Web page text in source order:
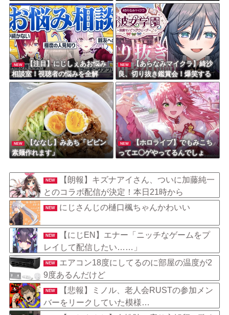
鈴ねねが作る最強の「だんち
ょ」にファンが釘付け！
合でポカジャン大会開催！？
「」
NEW
【注目】にじしぇあお悩み
相談室！視聴者の悩みを全解
決？アンジュ・サロメ・りりむ
の化学反応が凄すぎる！アンジ
ュ・カトリーナ 壱百満天原サロ
メ 魔界ノりりむ
NEW
【あらなみマイクラ】綺沙
良、切り抜き鑑賞会！爆笑する
綺沙良を見て爆笑する綺沙良
NEW
【ななし】みあち「ビビン
素麺作れます」
NEW
【ホロライブ】でもみこち
ってエ〇ゲやってるんでしょ
コはやってそう、みこちは・・
忙しくて無理だろう」
NEW
【朗報】キズナアイさん、ついに加藤純一
とのコラボ配信が決定！本日21時から
NEW にじさんじの樋口楓ちゃんかわいい
NEW
【にじEN】エナー「ニッチなゲームをプ
レイして配信したい……」
NEW
エアコン18度にしてるのに部屋の温度が2
9度あるんだけど
NEW
【悲報】ミノル、老人会RUSTの参加メン
バーをリークしていた模様…